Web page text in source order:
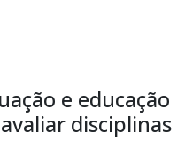
e educação
disciplinas